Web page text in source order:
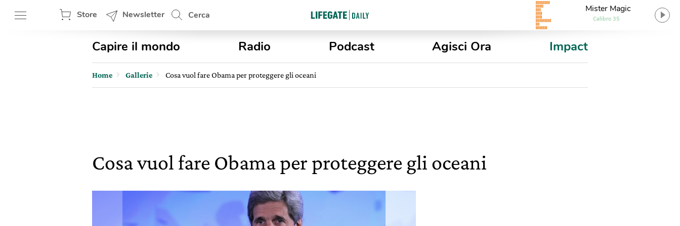
Store Newsletter Cerca
Mister Magic
Calibro 35
Capire il mondo Radio Podcast Agisci Ora Impact
Home Gallerie Cosa vuol fare Obama per proteggere gli oceani
Cosa vuol fare Obama per proteggere gli oceani